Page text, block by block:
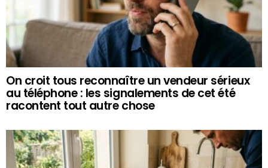
On croit tous reconnaître un vendeur sérieux
au téléphone : les signalements de cet été
racontent tout autre chose